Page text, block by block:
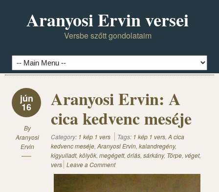
Aranyosi Ervin versei
Versbe szőtt gondolataim
jún
16
By
Aranyosi
Ervin
Aranyosi Ervin: A
cica kedvenc meséje
Category: 1 kép 1 vers Tags: 1 kép 1 vers, A cica
kedvenc meséje, Aranyosi Ervin, kalandregény,
kigyulladt, kölyök, megégett, óriás, sárkány, Törpe, véget,
vers Leave a Comment